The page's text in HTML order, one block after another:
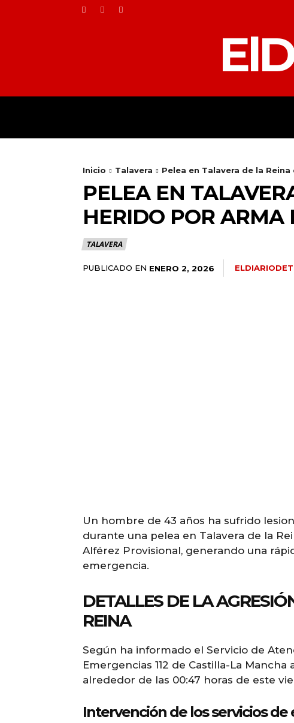
Inicio Talavera Pelea en Talavera de la
PELEA EN
HERIDO POR ARMA
TALAVERA
PUBLICADO EN ENERO 2, 2026
Un hombre de 43 años ha sufrido
durante una pelea en Talavera de la
Alférez Provisional, generando una
emergencia.
DETALLES DE LA
REINA
Según ha informado el Servicio de
Emergencias 112 de Castilla-La
alrededor de las 00:47 horas de este
Intervención de los servicios